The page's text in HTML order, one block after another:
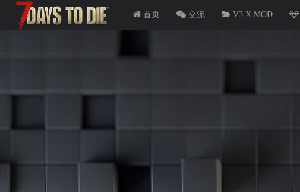
首页 交流 V3.X MOD